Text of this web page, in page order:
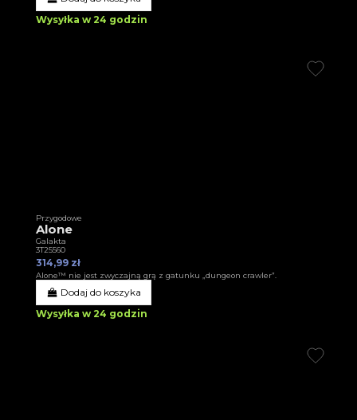
Wysyłka w 24 godzin
Przygodowe
Alone
Galakta
3T25560
314,99 zł
Alone™ nie jest zwyczajną grą z gatunku „dungeon crawler”.
Dodaj do koszyka
Wysyłka w 24 godzin